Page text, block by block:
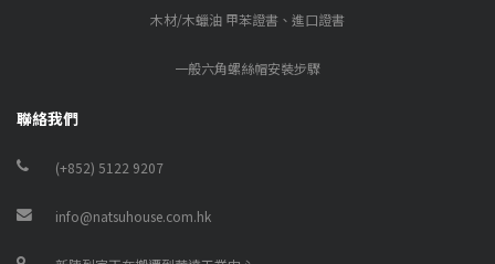
木材/木蠟油 甲苯證書、進口證書
一般六角螺絲帽安裝步驟
聯絡我們
(+852) 5122 9207
info@natsuhouse.com.hk